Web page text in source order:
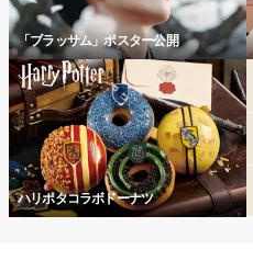
「ブラッサム」ポスター公開
ハリポタコラボドーナツ